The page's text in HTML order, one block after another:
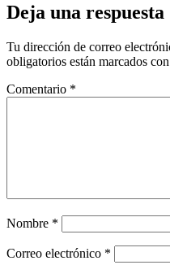
Deja una respuesta
Tu dirección de correo
obligatorios están marcados con
Comentario *
Nombre *
Correo electrónico *